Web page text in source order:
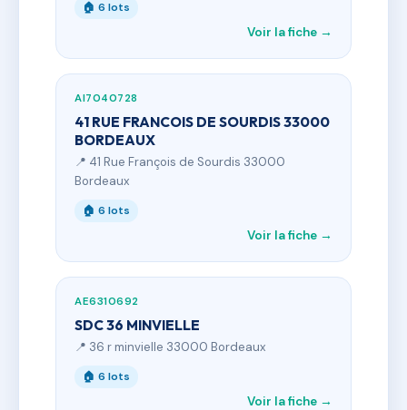
🏠 6 lots
Voir la fiche →
AI7040728
41 RUE FRANCOIS DE SOURDIS 33000
BORDEAUX
📍 41 Rue François de Sourdis 33000
Bordeaux
🏠 6 lots
Voir la fiche →
AE6310692
SDC 36 MINVIELLE
📍 36 r minvielle 33000 Bordeaux
🏠 6 lots
Voir la fiche →